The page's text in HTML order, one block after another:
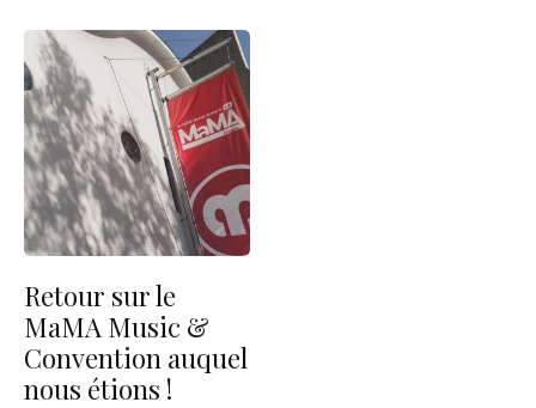
Retour sur le
MaMA Music &
Convention auquel
nous étions !